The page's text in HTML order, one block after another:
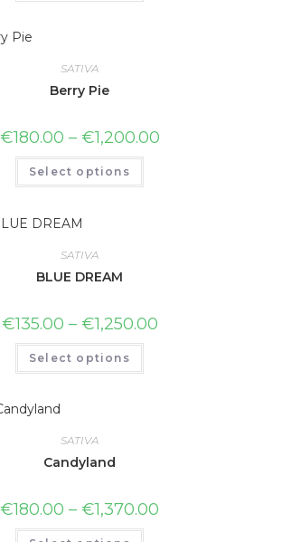
SATIVA
Berry Pie
€180.00 – €1,200.00
Select options
SATIVA
BLUE DREAM
€135.00 – €1,250.00
Select options
SATIVA
Candyland
€180.00 – €1,370.00